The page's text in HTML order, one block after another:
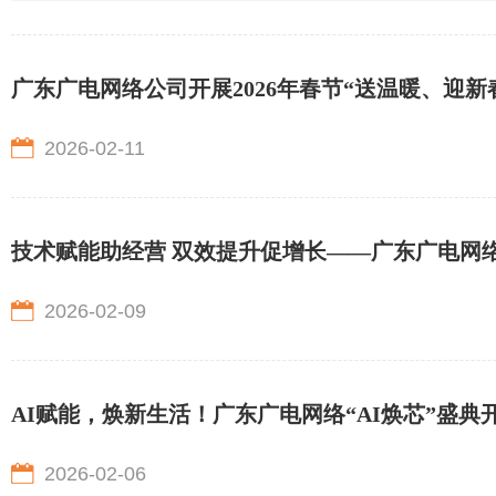
广东广电网络公司开展2026年春节“送温暖、迎新
2026-02-11
技术赋能助经营 双效提升促增长——广东广电网
2026-02-09
AI赋能，焕新生活！广东广电网络“AI焕芯”盛典
2026-02-06